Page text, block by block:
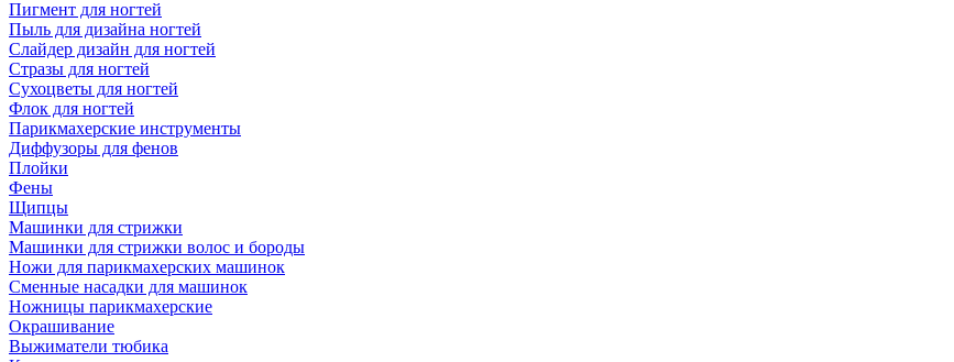
Пигмент для ногтей
Пыль для дизайна ногтей
Слайдер дизайн для ногтей
Стразы для ногтей
Сухоцветы для ногтей
Флок для ногтей
Парикмахерские инструменты
Диффузоры для фенов
Плойки
Фены
Щипцы
Машинки для стрижки
Машинки для стрижки волос и бороды
Ножи для парикмахерских машинок
Сменные насадки для машинок
Ножницы парикмахерские
Окрашивание
Выжиматели тюбика